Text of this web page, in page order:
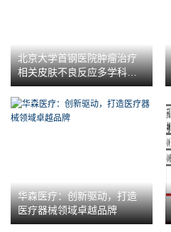
北京大学首钢医院肿瘤治疗
相关皮肤不良反应多学科管
理门诊成立
华森医疗：创新驱动，打造
医疗器械领域卓越品牌